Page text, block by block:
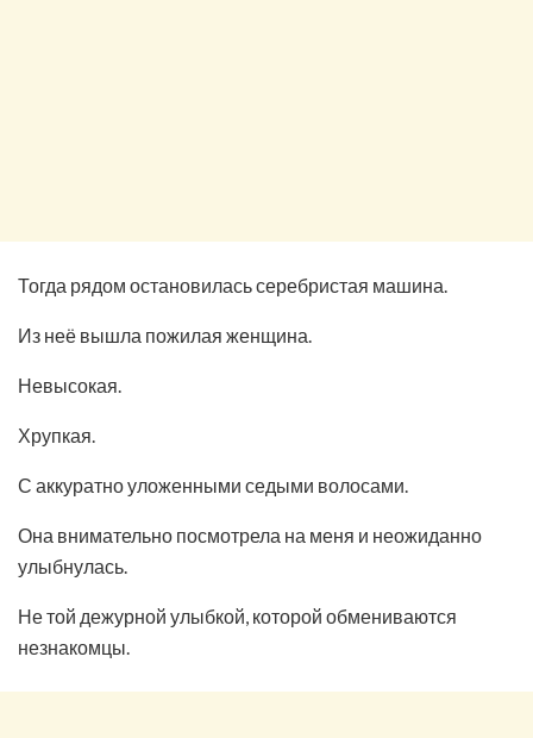
Тогда рядом остановилась серебристая машина.
Из неё вышла пожилая женщина.
Невысокая.
Хрупкая.
С аккуратно уложенными седыми волосами.
Она внимательно посмотрела на меня и неожиданно
улыбнулась.
Не той дежурной улыбкой, которой обмениваются
незнакомцы.